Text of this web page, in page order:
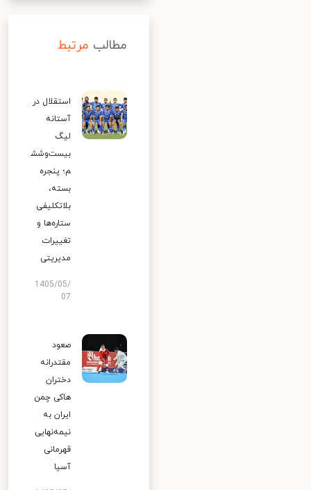
مطالب مرتبط
استقلال در
آستانه
لیگ
بیست‌وشش
م؛ پنجره
بسته،
بلاتکلیفی
ستاره‌ها و
تغییرات
مدیریتی
1405/05/
07
صعود
مقتدرانه
دختران
هاکی چمن
ایران به
نیمه‌نهایی
قهرمانی
آسیا